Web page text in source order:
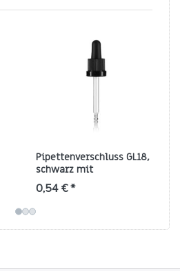
Pipettenverschluss GL18,
schwarz mit
Originalitätsring – für 30
ml Tropfflaschen
0,54 € *